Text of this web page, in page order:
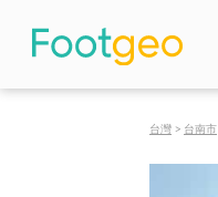
台灣 > 台南市